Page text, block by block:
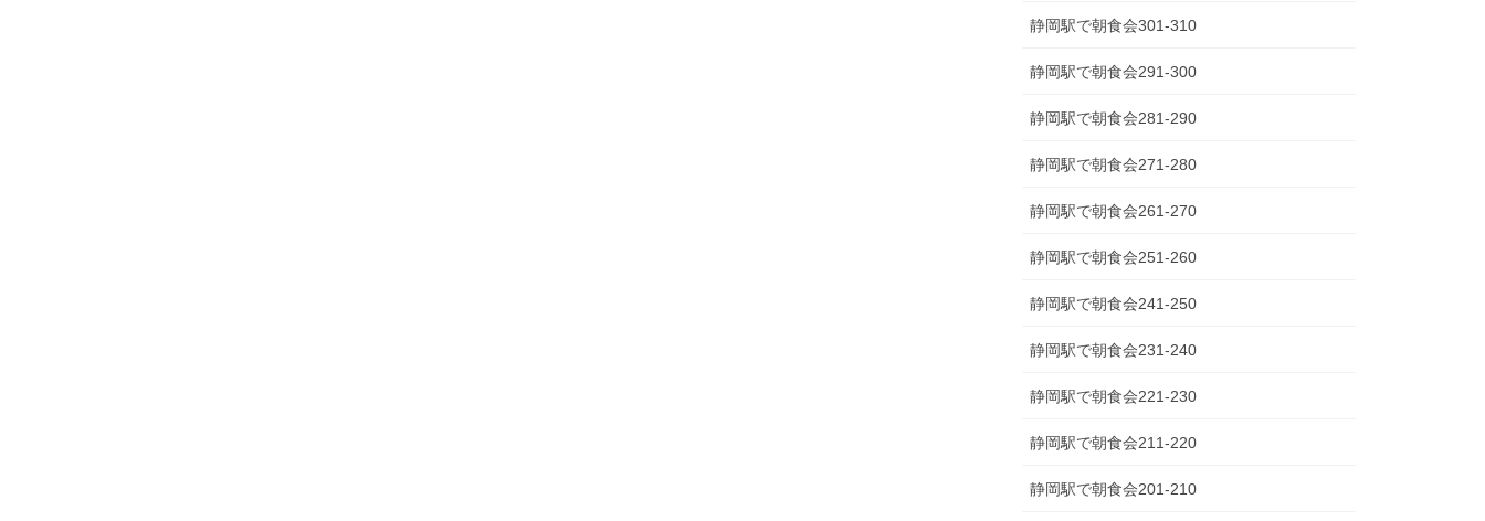
静岡駅で朝食会301-310
静岡駅で朝食会291-300
静岡駅で朝食会281-290
静岡駅で朝食会271-280
静岡駅で朝食会261-270
静岡駅で朝食会251-260
静岡駅で朝食会241-250
静岡駅で朝食会231-240
静岡駅で朝食会221-230
静岡駅で朝食会211-220
静岡駅で朝食会201-210